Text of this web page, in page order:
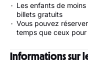
Les enfants de
billets gratuits
Vous pouvez
temps que ceux
Informations sur